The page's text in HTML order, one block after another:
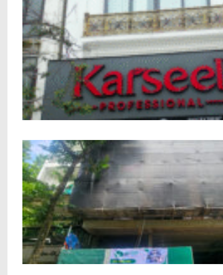
Nhà phố Kết hợp Kinh Doanh Chú Bính
Xây Thô Khách Sạn Nguyễn Văn Ngọc